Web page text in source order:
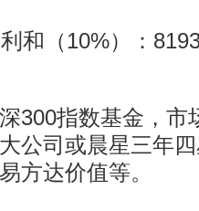
（10%）：
指数基金，市
公司或晨星三年
方达价值等。